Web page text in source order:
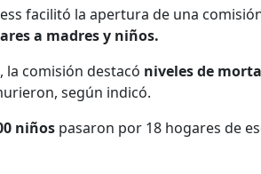
facilitó la apertura de una
a madres y niños.
la comisión destacó niveles de
según indicó.
niños pasaron por 18 hogares de